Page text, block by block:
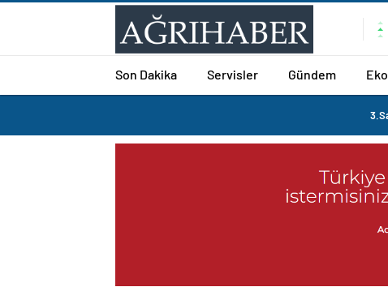
Son Dakika Servisler Gündem